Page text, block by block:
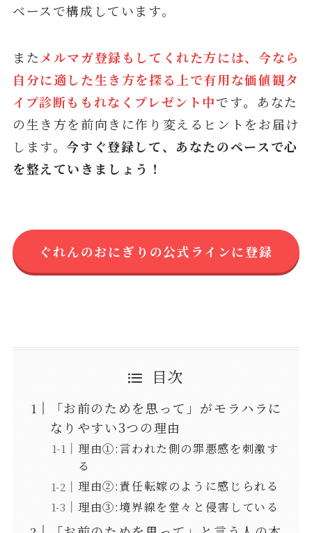
ベースで構成しています。
またメルマガ登録もしてくれた方には、今なら
自分に適した生き方を探る上で有用な価値観タ
イプ診断ももれなくプレゼント中です。 あなた
の生き方を前向きに作り変えるヒントをお届け
します。今すぐ登録して、あなたのペースで心
を整えていきましょう！
ぐれんのおにぎりの公式ラインに登録
目次
「お前のためを思って」がモラハラに
なりやすい3つの理由
理由①:言われた側の罪悪感を刺激す
る
理由②:責任転嫁のように感じられる
理由③:境界線を堂々と侵害している